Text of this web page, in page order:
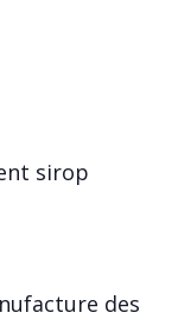
sirop
des